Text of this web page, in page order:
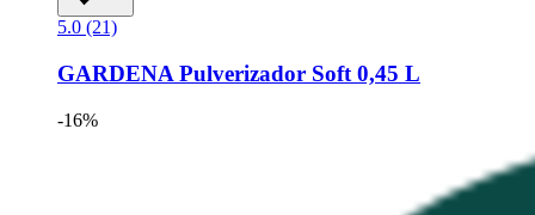
5.0 (21)
GARDENA Pulverizador Soft 0,45 L
-16%